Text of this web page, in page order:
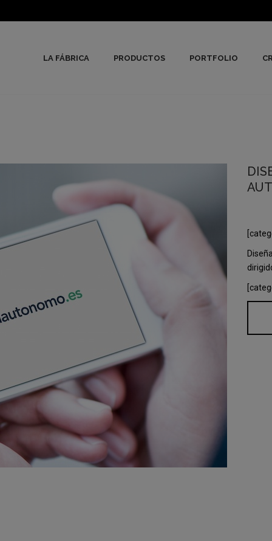
LA FÁBRICA PRODUCTOS PORTFOLIO